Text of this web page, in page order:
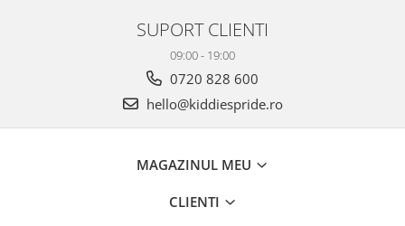
SUPORT CLIENTI
09:00 - 19:00
0720 828 600
hello@kiddiespride.ro
MAGAZINUL MEU
CLIENTI